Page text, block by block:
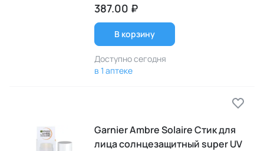
387.00 ₽
В корзину
Доступно сегодня
в 1 аптеке
Garnier Ambre Solaire Стик для
лица солнцезащитный super UV